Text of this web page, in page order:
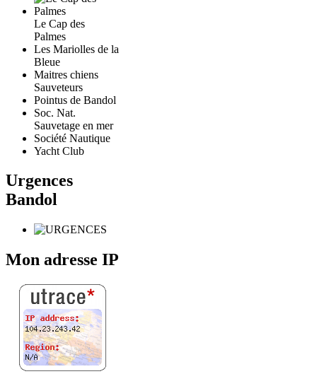
Le Cap des
Palmes
Les Mariolles de la
Bleue
Maitres chiens
Sauveteurs
Pointus de Bandol
Soc. Nat.
Sauvetage en mer
Société Nautique
Yacht Club
Urgences
Bandol
Mon adresse IP